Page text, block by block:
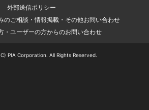
外部送信ポリシー
のご相談・情報掲載・その他お問い合わせ
・ユーザーの方からのお問い合わせ
PIA Corporation. All Rights Reserved.